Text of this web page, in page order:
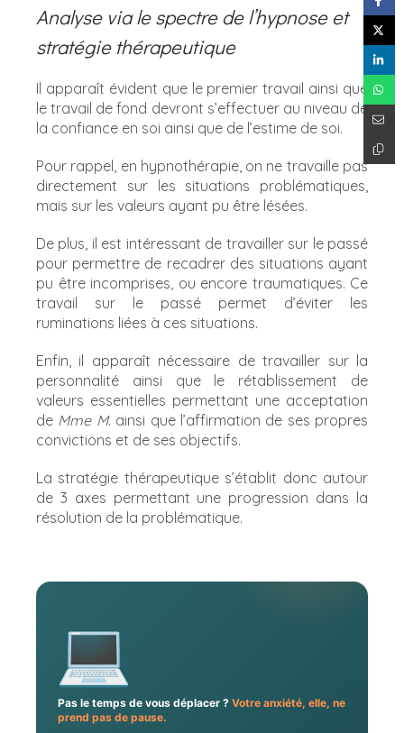
Analyse via le spectre de l’hypnose et
stratégie thérapeutique
Il apparaît évident que le premier travail ainsi que
le travail de fond devront s’effectuer au niveau de
la confiance en soi ainsi que de l’estime de soi.
Pour rappel, en hypnothérapie, on ne travaille pas
directement sur les situations problématiques,
mais sur les valeurs ayant pu être lésées.
De plus, il est intéressant de travailler sur le passé
pour permettre de recadrer des situations ayant
pu être incomprises, ou encore traumatiques. Ce
travail sur le passé permet d’éviter les
ruminations liées à ces situations.
Enfin, il apparaît nécessaire de travailler sur la
personnalité ainsi que le rétablissement de
valeurs essentielles permettant une acceptation
de Mme M.ainsi que l’affirmation de ses propres
convictions et de ses objectifs.
La stratégie thérapeutique s’établit donc autour
de 3 axes permettant une progression dans la
résolution de la problématique.
Pas le temps de vous déplacer ? Votre anxiété, elle, ne
prend pas de pause.